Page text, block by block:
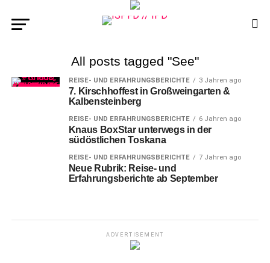
All posts tagged "See"
REISE- UND ERFAHRUNGSBERICHTE 3 Jahren ago
7. Kirschhoffest in Großweingarten &
Kalbensteinberg
REISE- UND ERFAHRUNGSBERICHTE 6 Jahren ago
Knaus BoxStar unterwegs in der
südöstlichen Toskana
REISE- UND ERFAHRUNGSBERICHTE 7 Jahren ago
Neue Rubrik: Reise- und
Erfahrungsberichte ab September
ADVERTISEMENT